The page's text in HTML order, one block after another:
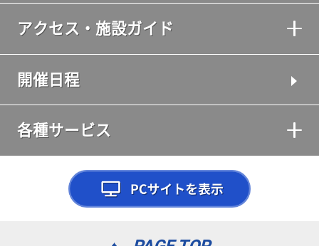
アクセス・施設ガイド
開催日程
各種サービス